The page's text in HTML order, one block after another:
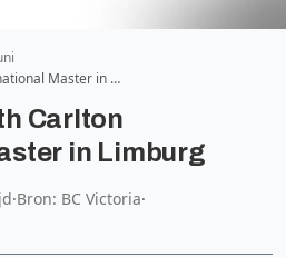
Master in …
Carlton
in Limburg
·Bron: BC Victoria·